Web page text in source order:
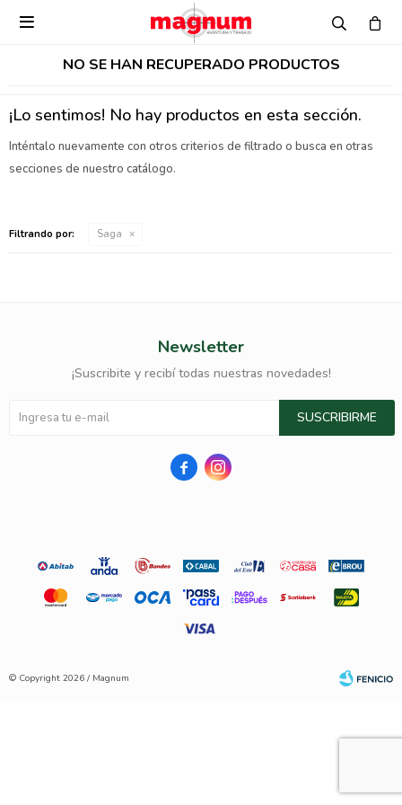

NO SE HAN RECUPERADO PRODUCTOS
¡Lo sentimos! No hay productos en esta sección.
Inténtalo nuevamente con otros criterios de filtrado o busca en otras
secciones de nuestro catálogo.
Filtrando por: Saga
Newsletter
¡Suscribite y recibí todas nuestras novedades!
SUSCRIBIRME
 
© Copyright 2026 / Magnum